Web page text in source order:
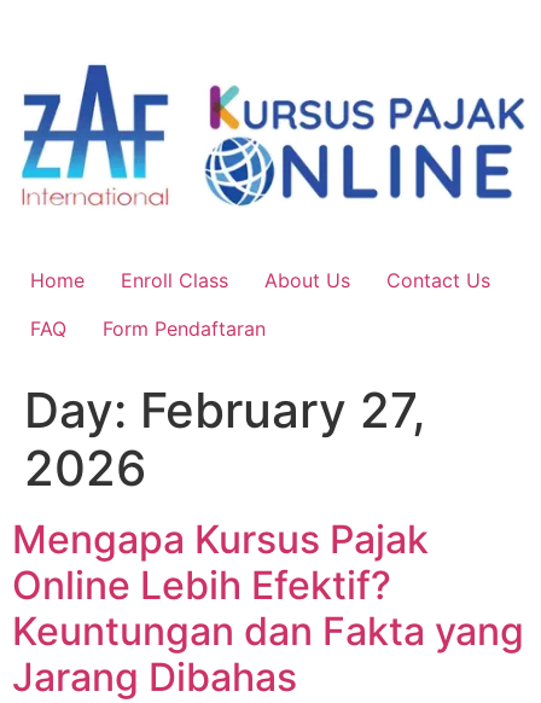
Home Enroll Class About Us
Contact Us
FAQ
Form Pendaftaran
Day: February 27,
2026
Mengapa Kursus Pajak
Online Lebih Efektif?
Keuntungan dan Fakta yang
Jarang Dibahas